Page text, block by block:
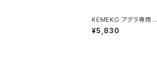
KEMEKO アグラ専用メ
カニックドーリー単品 B
LACK
¥5,830